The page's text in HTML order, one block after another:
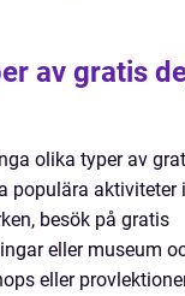
av gratis
olika typer av
populära aktiviteter
besök på gratis
eller museum
eller